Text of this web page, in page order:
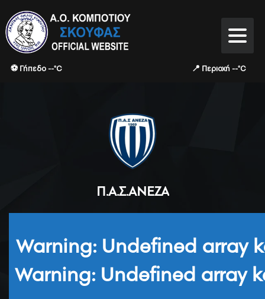
⚽ Γήπεδο --°C 📍 Περιοχή --°C
Π.Α.Σ.ΑΝΈΖΑ
Warning: Undefined array
Warning: Undefined array